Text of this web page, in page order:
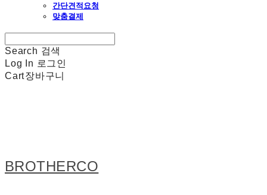
간단견적요청
맞춤결제
Search 검색
Log In 로그인
Cart장바구니
BROTHERCO